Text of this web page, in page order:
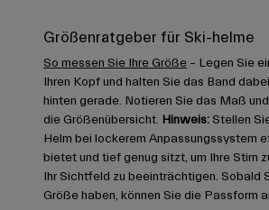
Größenratgeber für Ski-helme
So messen Sie Ihre Größe – Legen Sie
Ihren Kopf und halten Sie das Band
hinten gerade. Notieren Sie das Maß
die Größenübersicht. Hinweis: Stellen
Helm bei lockerem Anpassungssystem
bietet und tief genug sitzt, um Ihre Stirn
Ihr Sichtfeld zu beeinträchtigen. Sobald
Größe haben, können Sie die Passform